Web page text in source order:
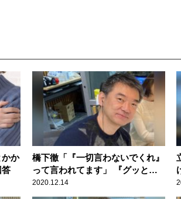
か
橋下徹「『一切言わないでくれ』
って言われてます」 『グッとラ
ック！』の今後の報道について振
られ
2020.12.14